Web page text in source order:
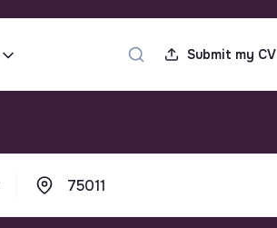
Submit my CV